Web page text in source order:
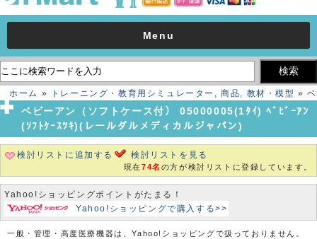
Menu
ホーム » トレーニング・教育用シミュレーター ,商品, 教材・模型 » ベ
ビーアン（ソフトケース付） 05000005(1ﾀｲ) ﾍﾞﾋﾞｰｱﾝ(ｿﾌﾄｹｰｽﾂｷ)(レー
ルダルメディカルジャパン)
ベビーアン（ソフトケース付） 05000005(1ﾀｲ) ﾍﾞﾋﾞｰｱﾝ
(ｿﾌﾄｹｰｽﾂｷ)(レールダルメディカルジャパン)
検討リストに追加する 検討リストを見る
現在74名 の方が検討リストに登録しています。
Yahoo!ショッピングポイントがたまる！
Yahoo!ショッピングで購入する>>
一般・管理・高度医療機器は、Yahoo!ショッピングで扱っておりません。